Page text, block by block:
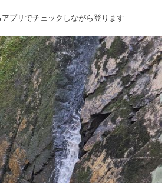
プリでチェックしながら登ります